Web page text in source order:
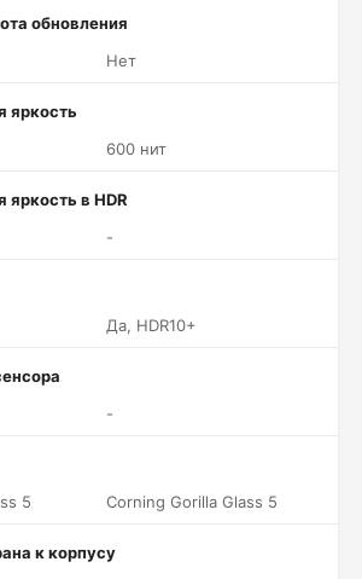
обновления
Нет
яркость
600 нит
в HDR
-
Да, HDR10+
-
5
Corning Gorilla Glass 5
к корпусу